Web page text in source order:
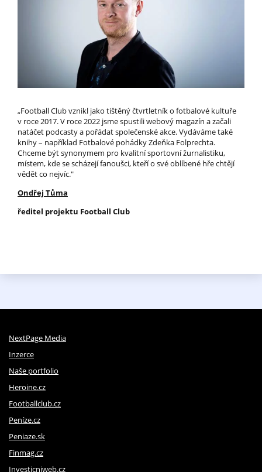
„Football Club vznikl jako tištěný čtvrtletník o fotbalové kultuře
v roce 2017. V roce 2022 jsme spustili webový magazín a začali
natáčet podcasty a pořádat společenské akce. Vydáváme také
knihy – například Fotbalové pohádky Zdeňka Folprechta.
Chceme být synonymem pro kvalitní sportovní žurnalistiku,
místem, kde se scházejí fanoušci, kteří o své oblíbené hře chtějí
vědět co nejvíc."
Ondřej Tůma
ředitel projektu Football Club
NextPage Media
Inzerce
Naše portfolio
Heroine.cz
Footballclub.cz
Peníze.cz
Peniaze.sk
Finmag.cz
Investicniweb.cz